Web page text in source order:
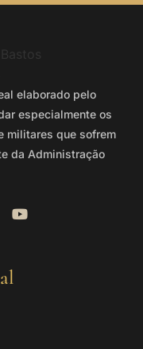
elaborado pelo
especialmente os
militares que sofrem
da Administração